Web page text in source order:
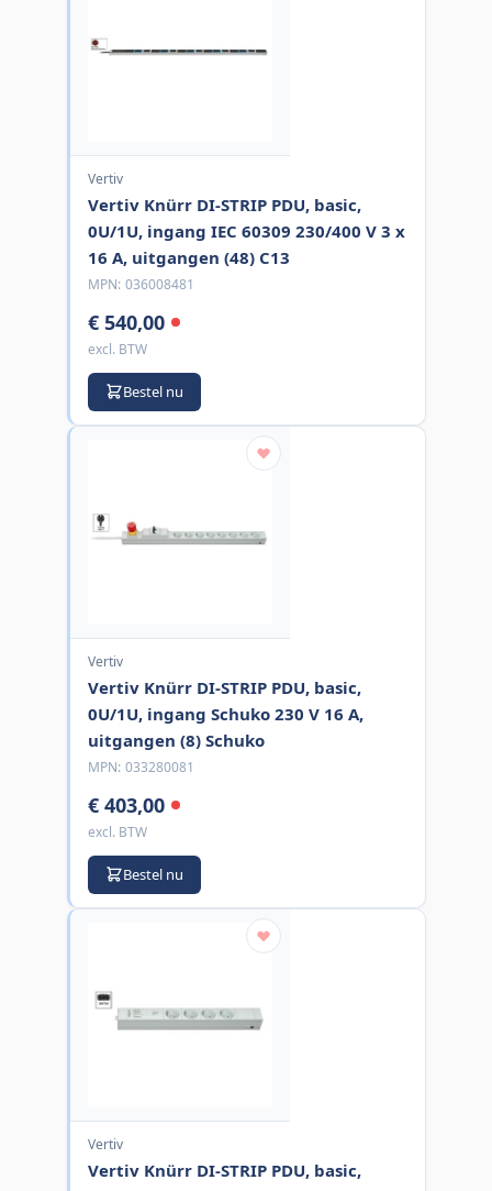
Vertiv
Vertiv Knürr DI-STRIP PDU, basic,
0U/1U, ingang IEC 60309 230/400 V 3 x
16 A, uitgangen (48) C13
MPN: 036008481
€ 540,00
excl. BTW
Bestel nu
Vertiv
Vertiv Knürr DI-STRIP PDU, basic,
0U/1U, ingang Schuko 230 V 16 A,
uitgangen (8) Schuko
MPN: 033280081
€ 403,00
excl. BTW
Bestel nu
Vertiv
Vertiv Knürr DI-STRIP PDU, basic,